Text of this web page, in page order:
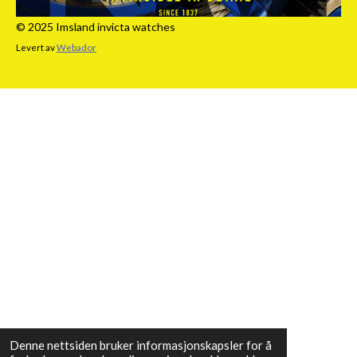
Denne nettsiden bruker informasjonskapsler for å
© 2025 Imsland invicta watches
Levert avWebador